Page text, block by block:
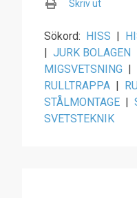
Skriv ut
Sökord: HISS |
| JURK BOLAGEN
MIGSVETSNING |
RULLTRAPPA |
STÅLMONTAGE |
SVETSTEKNIK